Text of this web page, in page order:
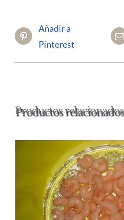
Añadir a
Pinterest
Productos relacionados